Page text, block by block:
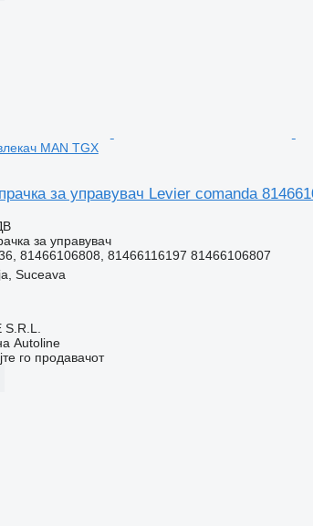
MAN TGX
за управувач Levier comanda
за управувач
81466106808, 81466116197 81466106807
Suceava
Autoline
го продавачот